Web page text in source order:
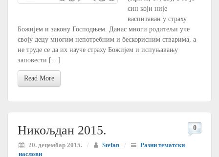
син који није
васпитаван у страху
Божијем и закону Господњем. Данас многи родитељи уче
своју децу многим непотребним и бескорисним стварима, а
не труде се да их науче страху Божијем и испуњавању
заповести […]
Read More
Никољдан 2015.
20. децембар 2015. / Stefan /
Разни тематски
наслови
0